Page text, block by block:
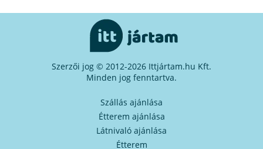
Szerzői jog © 2012-2026 Ittjártam.hu Kft.
Minden jog fenntartva.
Szállás ajánlása
Étterem ajánlása
Látnivaló ajánlása
Étterem